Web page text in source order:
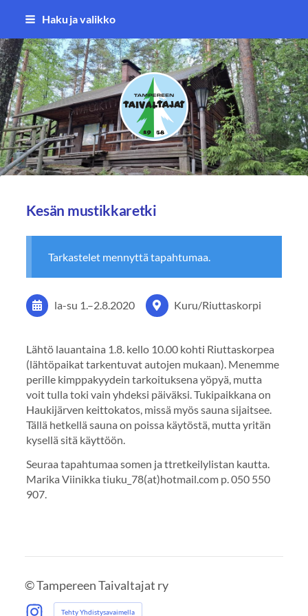
Siirry
sisältöön
Haku ja valikko
Tampereen Taivaltajat ry
Kesän mustikkaretki
Tarkastelet mennyttä tapahtumaa.
la-su 1.–2.8.2020 Kuru/Riuttaskorpi
Lähtö lauantaina 1.8. kello 10.00 kohti Riuttaskorpea
(lähtöpaikat tarkentuvat autojen mukaan). Menemme
perille kimppakyydein tarkoituksena yöpyä, mutta
voit tulla toki vain yhdeksi päiväksi. Tukipaikkana on
Haukijärven keittokatos, missä myös sauna sijaitsee.
Tällä hetkellä sauna on poissa käytöstä, mutta yritän
kysellä sitä käyttöön.
Seuraa tapahtumaa somen ja ttretkeilylistan kautta.
Marika Viinikka tiuku_78(at)hotmail.com p. 050 550
907.
©Tampereen Taivaltajat ry
Tehty Yhdistysavaimella